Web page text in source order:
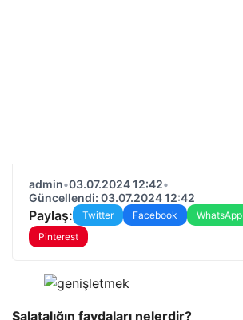
admin•03.07.2024 12:42•
Güncellendi: 03.07.2024 12:42
Paylaş: Twitter Facebook WhatsApp
Pinterest
Salatalığın faydaları nelerdir?